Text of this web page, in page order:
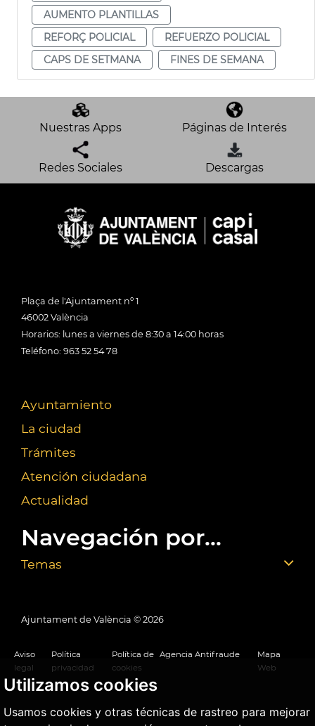
Utilizamos cookies
Usamos cookies y otras técnicas de rastreo para mejorar
AUMENTO PLANTILLAS
REFORÇ POLICIAL
REFUERZO POLICIAL
CAPS DE SETMANA
FINES DE SEMANA
Nuestras Apps Páginas de Interés
Redes Sociales Descargas
Plaça de l'Ajuntament nº 1
46002 València
Horarios: lunes a viernes de 8:30 a 14:00 horas
Teléfono: 963 52 54 78
Ayuntamiento
La ciudad
Trámites
Atención ciudadana
Actualidad
Navegación por...
Temas
Ajuntament de València © 2026
Aviso
legal
Política
privacidad
Política de
cookies
Agencia Antifraude
Mapa
Web